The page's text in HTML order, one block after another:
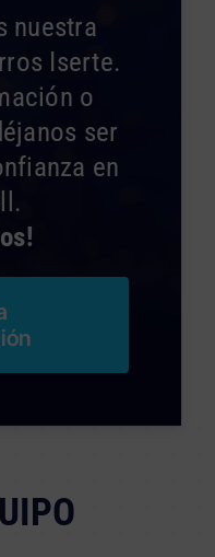
nuestra
Iserte.
o
ser
en